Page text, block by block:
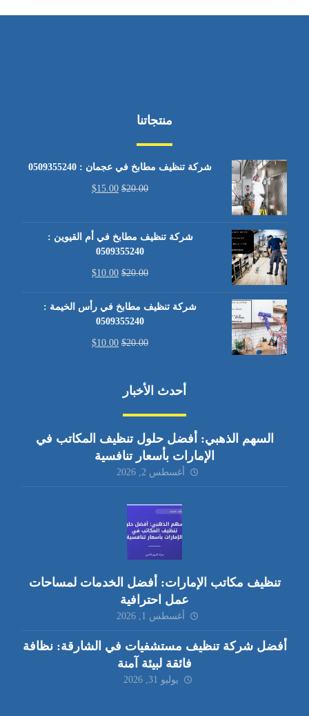
منتجاتنا
شركة تنظيف مطابخ في عجمان : 0509355240
$20.00
$15.00
شركة تنظيف مطابخ في أم القيوين :
0509355240
$20.00
$10.00
شركة تنظيف مطابخ في رأس الخيمة :
0509355240
$20.00
$10.00
أحدث الأخبار
السهم الذهبي: أفضل حلول تنظيف المكاتب في
الإمارات بأسعار تنافسية
أغسطس 2, 2026
تنظيف مكاتب الإمارات: أفضل الخدمات لمساحات
عمل احترافية
أغسطس 1, 2026
أفضل شركة تنظيف مستشفيات في الشارقة: نظافة
فائقة لبيئة آمنة
يوليو 31, 2026